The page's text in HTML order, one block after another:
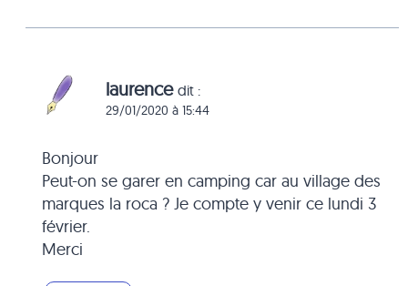
laurence dit :
29/01/2020 à 15:44
Bonjour
Peut-on se garer en camping car au village des
marques la roca ? Je compte y venir ce lundi 3
février.
Merci